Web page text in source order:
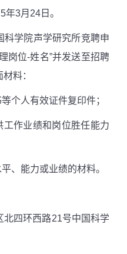
年3月 24 日。
科学院声学研究所竞聘申
岗位-姓名”并发送至招聘
材料：
个人有效证件复印件；
作业绩和岗位胜任能力
、能力或业绩的材料。
北四环西路21号中国科学